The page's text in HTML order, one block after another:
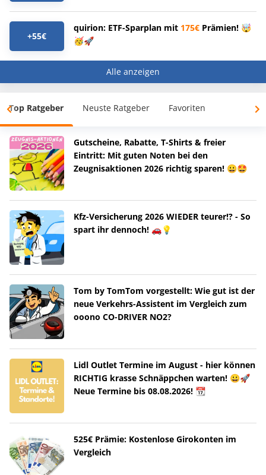
+55€
quirion: ETF-Sparplan mit 175€ Prämien! 🤯
🥳🚀
Alle anzeigen
Top Ratgeber Neuste Ratgeber Favoriten
Gutscheine, Rabatte, T-Shirts & freier
Eintritt: Mit guten Noten bei den
Zeugnisaktionen 2026 richtig sparen! 😀🤩
Kfz-Versicherung 2026 WIEDER teurer!? - So
spart ihr dennoch! 🚗💡
Tom by TomTom vorgestellt: Wie gut ist der
neue Verkehrs-Assistent im Vergleich zum
ooono CO-DRIVER NO2?
Lidl Outlet Termine im August - hier können
RICHTIG krasse Schnäppchen warten! 😀🚀
Neue Termine bis 08.08.2026! 📆
525€ Prämie: Kostenlose Girokonten im
Vergleich